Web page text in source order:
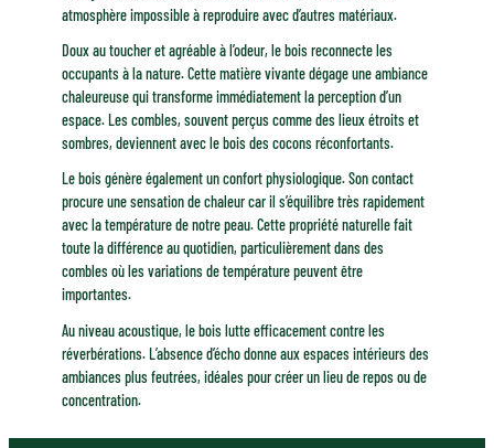
atmosphère impossible à reproduire avec d’autres matériaux.
Doux au toucher et agréable à l’odeur, le bois reconnecte les
occupants à la nature. Cette matière vivante dégage une ambiance
chaleureuse qui transforme immédiatement la perception d’un
espace. Les combles, souvent perçus comme des lieux étroits et
sombres, deviennent avec le bois des cocons réconfortants.
Le bois génère également un confort physiologique. Son contact
procure une sensation de chaleur car il s’équilibre très rapidement
avec la température de notre peau. Cette propriété naturelle fait
toute la différence au quotidien, particulièrement dans des
combles où les variations de température peuvent être
importantes.
Au niveau acoustique, le bois lutte efficacement contre les
réverbérations. L’absence d’écho donne aux espaces intérieurs des
ambiances plus feutrées, idéales pour créer un lieu de repos ou de
concentration.